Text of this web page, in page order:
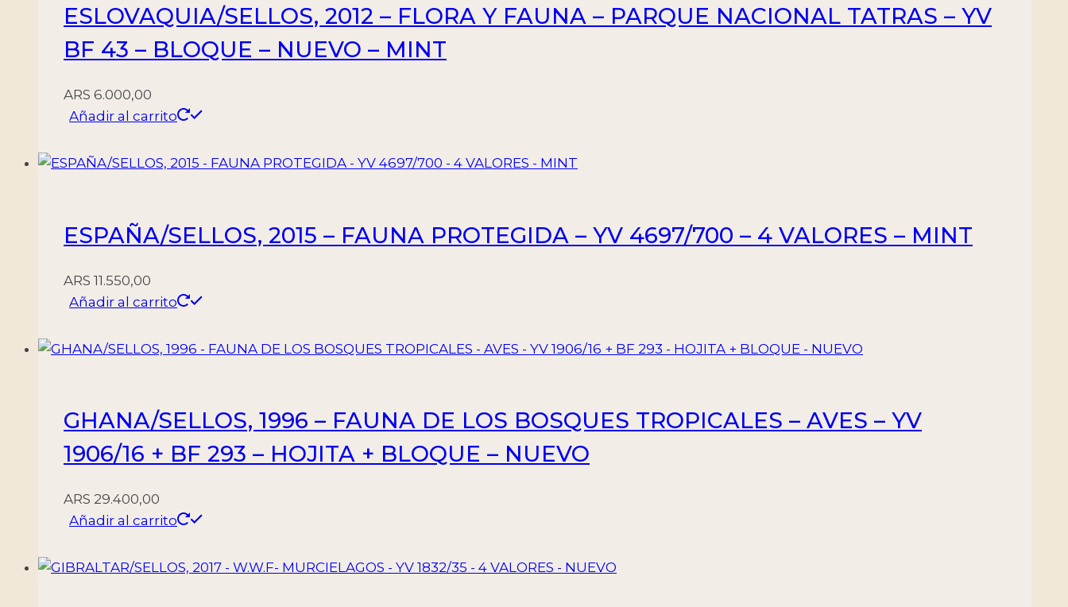
ESLOVAQUIA/SELLOS, 2012 – FLORA Y FAUNA – PARQUE NACIONAL TATRAS – YV
BF 43 – BLOQUE – NUEVO – MINT
ARS 6.000,00
Añadir al carrito
ESPAÑA/SELLOS, 2015 – FAUNA PROTEGIDA – YV 4697/700 – 4 VALORES – MINT
ARS 11.550,00
Añadir al carrito
GHANA/SELLOS, 1996 – FAUNA DE LOS BOSQUES TROPICALES – AVES – YV
1906/16 + BF 293 – HOJITA + BLOQUE – NUEVO
ARS 29.400,00
Añadir al carrito